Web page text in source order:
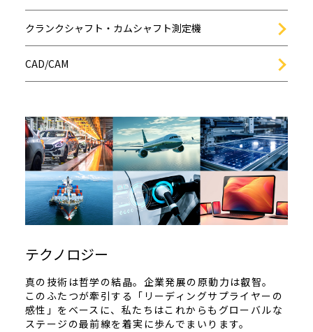
クランクシャフト・カムシャフト測定機
CAD/CAM
テクノロジー
真の技術は哲学の結晶。企業発展の原動力は叡智。
このふたつが牽引する「リーディングサプライヤーの
感性」をベースに、私たちはこれからもグローバルな
ステージの最前線を着実に歩んでまいります。